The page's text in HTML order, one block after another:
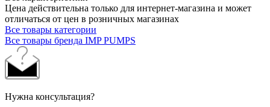
Цена действительна только для интернет-магазина и может
отличаться от цен в розничных магазинах
Все товары категории
Все товары бренда IMP PUMPS
Нужна консультация?